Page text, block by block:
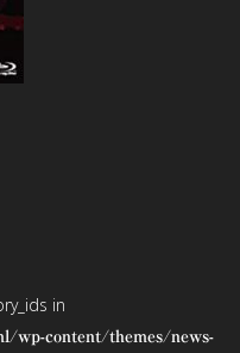
in
wp-content/themes/news-